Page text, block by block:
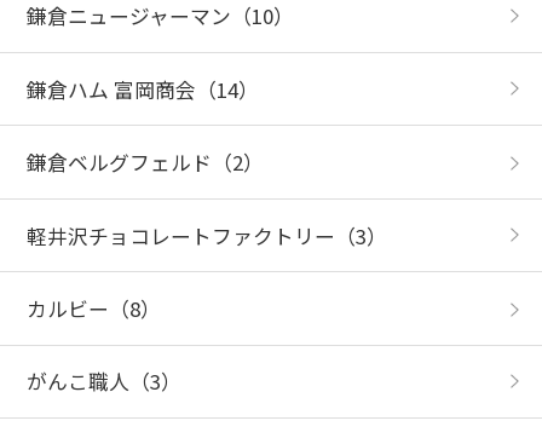
鎌倉ニュージャーマン （10）
鎌倉ハム 富岡商会 （14）
鎌倉ベルグフェルド （2）
軽井沢チョコレートファクトリー （3）
カルビー （8）
がんこ職人 （3）